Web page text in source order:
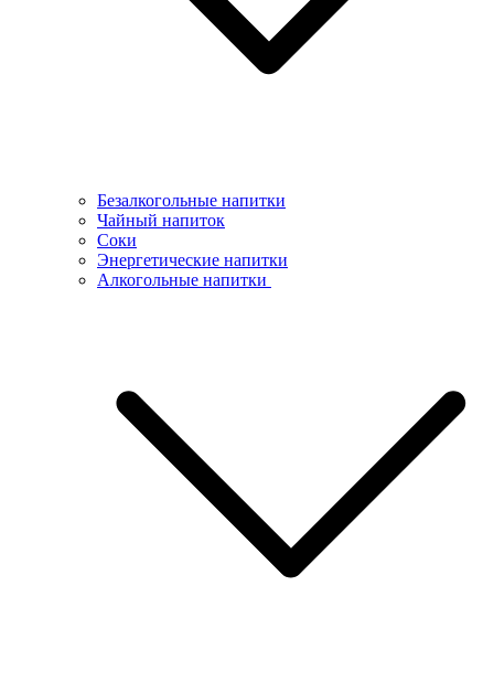
Безалкогольные напитки
Чайный напиток
Соки
Энергетические напитки
Алкогольные напитки